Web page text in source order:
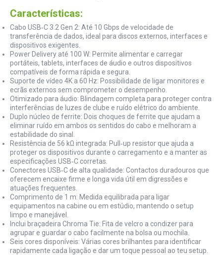
Características:
Cabo USB‑C 3.2 Gen 2: Até 10 Gbps de velocidade de
transferência de dados, ideal para discos externos, interfaces e
dispositivos exigentes.
Power Delivery até 100 W: Permite alimentar e carregar
portáteis, tablets, interfaces de áudio e outros dispositivos
compatíveis de forma rápida e segura.
Suporte de vídeo 4K a 60 Hz: Possibilidade de ligar monitores e
ecrãs externos sem comprometer o desempenho.
Otimizado para áudio: Blindagem completa para proteger contra
interferências de luzes de clube e ruído elétrico do ambiente.
Duplo núcleo de ferrite: Dois choques de ferrite que ajudam a
eliminar ruído em ambos os sentidos do cabo e melhoram a
estabilidade do sinal.
Resistência de 56 kΩ integrada: Pull‑up resistor que ajuda a
proteger os dispositivos durante o carregamento e a manter as
especificações USB‑C corretas.
Conectores USB‑C de alta qualidade: Contactos duradouros que
oferecem encaixe firme e longa vida útil em digressões e
atuações frequentes.
Comprimento de 1 m: Medida equilibrada para ligar
equipamentos na cabine ou em estúdio, mantendo o setup
limpo e manejável.
Inclui braçadeira Chroma Tie: Fita de velcro a condizer para
agrupar e guardar o cabo facilmente na bolsa ou mochila.
Seis cores disponíveis: Várias cores brilhantes para identificar
rapidamente cada ligação e dar um toque pessoal ao teu setup.